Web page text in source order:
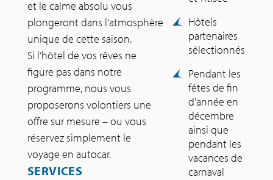
et le calme absolu vous
plongeront dans l’atmosphère
unique de cette saison.
Si l’hôtel de vos rêves ne
figure pas dans notre
programme, nous vous
proposerons volontiers une
offre sur mesure – ou vous
réservez simplement le
voyage en autocar.
SERVICES
Hôtels
partenaires
sélectionnés
Pendant les
fêtes de fin
d'année en
décembre
ainsi que
pendant les
vacances de
carnaval